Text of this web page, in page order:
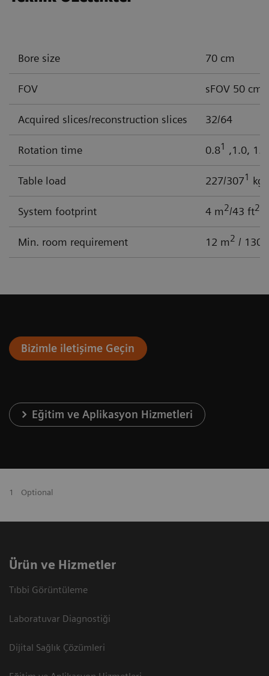
Bore size 70 cm
FOV sFOV 50 cm
Acquired slices/reconstruction slices 32/64
Rotation time 0.81 ,1.0,
Table load 227/3071 kg
System footprint 4 m2/43 ft2
Min. room requirement 12 m2 / 130
Bizimle iletişime Geçin
Eğitim ve Aplikasyon Hizmetleri
1 Optional
Ürün ve Hizmetler
Tıbbi Görüntüleme
Laboratuvar Diagnostiği
Dijital Sağlık Çözümleri